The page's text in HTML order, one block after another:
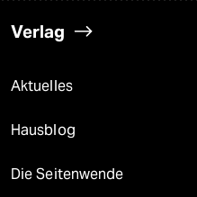
Verlag
Aktuelles
Hausblog
Die Seitenwende